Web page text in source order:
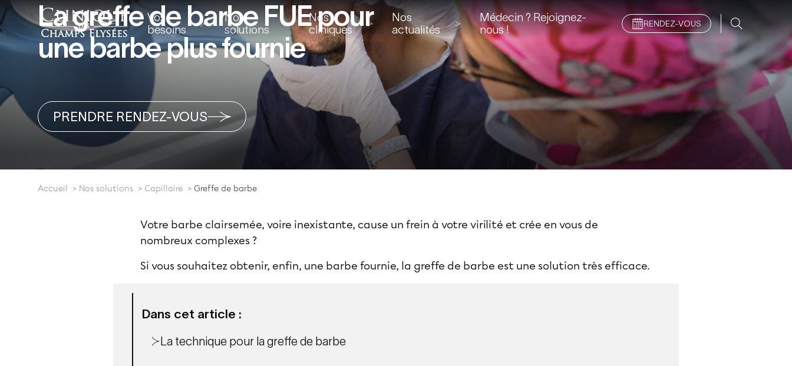
Vos
besoins
Nos
solutions
Nos
cliniques
Nos
actualités
Médecin ? Rejoignez-
nous !
RENDEZ-VOUS
La greffe de barbe FUE pour
une barbe plus fournie
PRENDRE RENDEZ-VOUS
Accueil Nos solutions Capillaire Greffe de barbe
Dans cet article :
La technique pour la greffe de barbe
Votre barbe clairsemée, voire inexistante, cause un frein à votre virilité et crée en vous de
nombreux complexes ?
Si vous souhaitez obtenir, enfin, une barbe fournie, la greffe de barbe est une solution très efficace.